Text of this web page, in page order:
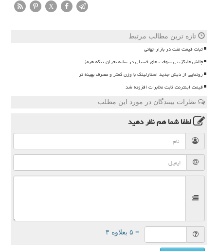
X
تازه ترین مطالب مرتبط
ثبات قیمت نفت در بازار جهانی
چالش جایگزینی سوخت های فسیلی در سایه بحران تنگه هرمز
رونمایی از دیش جدید استارلینک با وزن کمتر و مصرف بهینه تر
قیمت اینترنت ثابت مخابرات افزوده شد
نظرات بینندگان در مورد این مطلب
لطفا شما همنظر دهید
= ۵ بعلاوه ۳